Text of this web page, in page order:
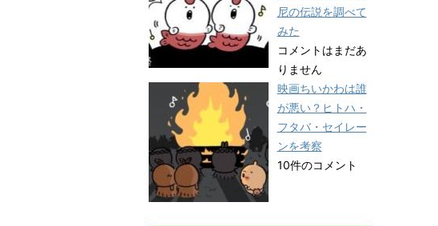
尼の伝説を調べて
みた
コメントはまだあ
りません
映画ちいかわは誰
が悪い？ヒトハ・
フタバ・セイレー
ンを考察
10件のコメント